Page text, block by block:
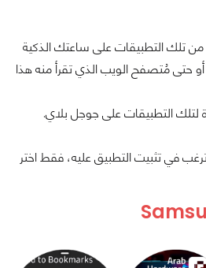
تلك التطبيقات على ساعتك الذكية
حتى مُتصفح الويب الذي تقرأ منه هذا
لتلك التطبيقات على جوجل بلاي.
في تثبيت التطبيق عليه، فقط اختر